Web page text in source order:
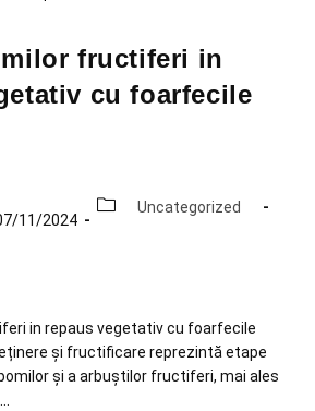
fructiferi in
cu foarfecile
11/2024
Uncategorized
in repaus vegetativ cu foarfecile
și fructificare reprezintă etape
și a arbuștilor fructiferi, mai ales